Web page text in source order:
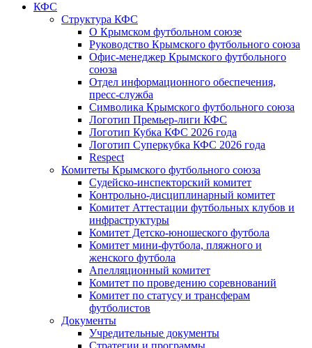
КФС
Структура КФС
О Крымском футбольном союзе
Руководство Крымского футбольного союза
Офис-менеджер Крымского футбольного
союза
Отдел информационного обеспечения,
пресс-служба
Символика Крымского футбольного союза
Логотип Премьер-лиги КФС
Логотип Кубка КФС 2026 года
Логотип Суперкубка КФС 2026 года
Respect
Комитеты Крымского футбольного союза
Судейско-инспекторский комитет
Контрольно-дисциплинарный комитет
Комитет Аттестации футбольных клубов и
инфраструктуры
Комитет Детско-юношеского футбола
Комитет мини-футбола, пляжного и
женского футбола
Апелляционный комитет
Комитет по проведению соревнований
Комитет по статусу и трансферам
футболистов
Документы
Учредительные документы
Стратегии и программы